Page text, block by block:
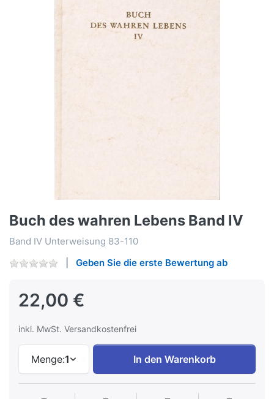
Buch des wahren Lebens Band IV
Band IV Unterweisung 83-110
Geben Sie die erste Bewertung ab
22,00 €
inkl. MwSt. Versandkostenfrei
Menge:1 In den Warenkorb